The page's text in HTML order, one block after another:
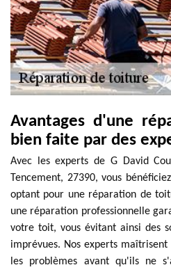
Avantages d'une
bien faite par des
Avec les experts de G David
Tencement, 27390, vous
optant pour une réparation de
une réparation professionnelle
votre toit, vous évitant ainsi des
imprévues. Nos experts
les problèmes avant qu'ils ne